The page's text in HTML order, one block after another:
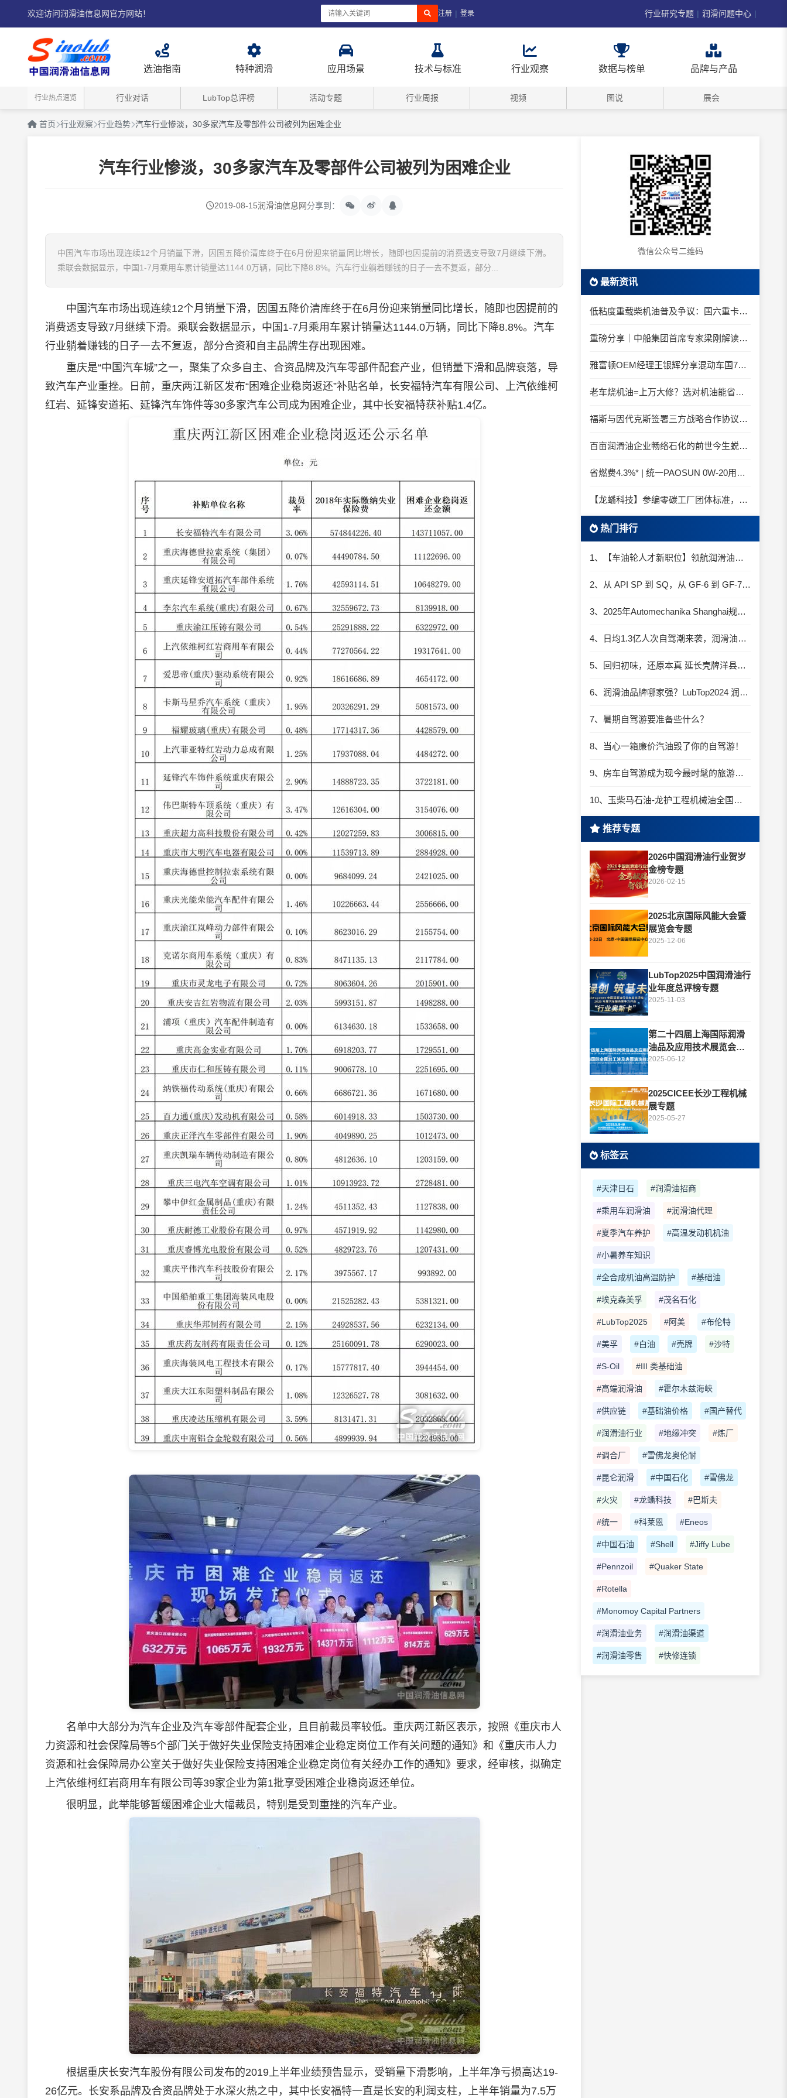
欢迎访问润滑油信息网官方网站！ 注册 | 登录 行业研究专题 | 润滑问题中心 |
选油指南 特种润滑 应用场景 技术与标准 行业观察 数据与榜单 品牌与产品
行业热点速览 行业对话 LubTop总评榜 活动专题 行业周报 视频 图说 展会
首页 行业观察 行业趋势 汽车行业惨淡，30多家汽车及零部件公司被列为困难企业
汽车行业惨淡，30多家汽车及零部件公司被列为困难企业
2019-08-15润滑油信息网分享到：
中国汽车市场出现连续12个月销量下滑，因国五降价清库终于在6月份迎来销量同比增长，随即也因提前的消费透支导致7月继续下滑。
乘联会数据显示，中国1-7月乘用车累计销量达1144.0万辆，同比下降8.8%。汽车行业躺着赚钱的日子一去不复返，部分...
中国汽车市场出现连续12个月销量下滑，因国五降价清库终于在6月份迎来销量同比增长，随即也因提前的
消费透支导致7月继续下滑。乘联会数据显示，中国1-7月乘用车累计销量达1144.0万辆，同比下降8.8%。汽车
行业躺着赚钱的日子一去不复返，部分合资和自主品牌生存出现困难。
重庆是“中国汽车城”之一，聚集了众多自主、合资品牌及汽车零部件配套产业，但销量下滑和品牌衰落，导
致汽车产业重挫。日前，重庆两江新区发布“困难企业稳岗返还”补贴名单，长安福特汽车有限公司、上汽依维柯
红岩、延锋安道拓、延锋汽车饰件等30多家汽车公司成为困难企业，其中长安福特获补贴1.4亿。
名单中大部分为汽车企业及汽车零部件配套企业，且目前裁员率较低。重庆两江新区表示，按照《重庆市人
力资源和社会保障局等5个部门关于做好失业保险支持困难企业稳定岗位工作有关问题的通知》和《重庆市人力
资源和社会保障局办公室关于做好失业保险支持困难企业稳定岗位有关经办工作的通知》要求，经审核，拟确定
上汽依维柯红岩商用车有限公司等39家企业为第1批享受困难企业稳岗返还单位。
很明显，此举能够暂缓困难企业大幅裁员，特别是受到重挫的汽车产业。
根据重庆长安汽车股份有限公司发布的2019上半年业绩预告显示，受销量下滑影响，上半年净亏损高达19-
26亿元。长安系品牌及合资品牌处于水深火热之中，其中长安福特一直是长安的利润支柱，上半年销量为7.5万
微信公众号二维码
最新资讯
低粘度重载柴机油普及争议：国六重卡长期山区重载工况是否适合0W-20柴油机油？
重磅分享｜中船集团首席专家梁刚解读船舶动力润滑需求
雅富顿OEM经理王银辉分享混动车国7后处理系统的润滑油要求
老车烧机油=上万大修？选对机油能省大钱！
福斯与因代克斯签署三方战略合作协议，覆盖全系列机床
百亩润滑油企业畅络石化的前世今生蜕变之路
省燃费4.3%* | 统一PAOSUN 0W-20用认证和标准说话
【龙蟠科技】参编零碳工厂团体标准，龙蟠科技以绿色智造锚定零碳未来
热门排行
1、【车油轮人才新职位】领航润滑油优质职位招聘
2、从 API SP 到 SQ，从 GF-6 到 GF-7：润滑油技术壁垒再升高，你准备好了吗？
3、2025年Automechanika Shanghai规模再度扩大：首次启用国家会展中心（上海）全部15个展馆
4、日均1.3亿人次自驾潮来袭，润滑油行业解锁增长新密码​
5、回归初味，还原本真 延长壳牌洋县踏春自驾游
6、润滑油品牌哪家强？LubTop2024 润滑油总评榜荣耀张榜
7、暑期自驾游要准备些什么？
8、当心一箱廉价汽油毁了你的自驾游！
9、房车自驾游成为现今最时髦的旅游方式
10、玉柴马石油-龙护工程机械油全国招商丨卓越的品质，专业的品牌！
推荐专题
2026中国润滑油行业贺岁
金榜专题
2026-02-15
2025北京国际风能大会暨
展览会专题
2025-12-06
LubTop2025中国润滑油行
业年度总评榜专题
2025-11-03
第二十四届上海国际润滑
油品及应用技术展览会专
题
2025-06-12
2025CICEE长沙工程机械
展专题
2025-05-27
标签云
#天津日石 #润滑油招商
#乘用车润滑油 #润滑油代理
#夏季汽车养护 #高温发动机机油
#小暑养车知识
#全合成机油高温防护 #基础油
#埃克森美孚 #茂名石化
#LubTop2025 #阿美 #布伦特
#美孚 #白油 #壳牌 #沙特
#S-Oil #III 类基础油
#高端润滑油 #霍尔木兹海峡
#供应链 #基础油价格 #国产替代
#润滑油行业 #地缘冲突 #炼厂
#调合厂 #雪佛龙奥伦耐
#昆仑润滑 #中国石化 #雪佛龙
#火灾 #龙蟠科技 #巴斯夫
#统一 #科莱恩 #Eneos
#中国石油 #Shell #Jiffy Lube
#Pennzoil #Quaker State
#Rotella
#Monomoy Capital Partners
#润滑油业务 #润滑油渠道
#润滑油零售 #快修连锁